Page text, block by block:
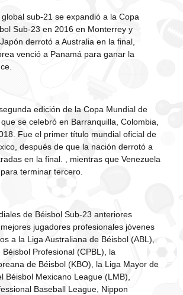
sub-21 se expandió a la Copa
Sub-23 en 2016 en Monterrey y
derrotó a Australia en la final,
venció a Panamá para ganar la
edición de la Copa Mundial de
se celebró en Barranquilla, Colombia,
Fue el primer título mundial oficial de
después de que la nación derrotó a
en la final. , mientras que Venezuela
terminar tercero.
de Béisbol Sub-23 anteriores
jugadores profesionales jóvenes
a la Liga Australiana de Béisbol (ABL),
Profesional (CPBL), la
de Béisbol (KBO), la Liga Mayor de
Béisbol Mexicano League (LMB),
Baseball League, Nippon